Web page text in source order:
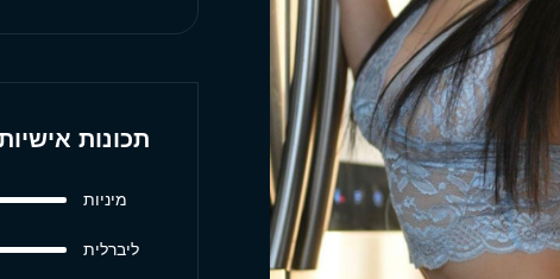
תכונות
מיניות
ליברלית